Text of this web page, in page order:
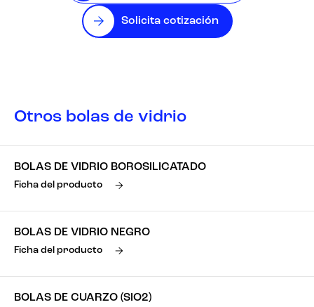
Solicita cotización
Otros bolas de vidrio
BOLAS DE VIDRIO BOROSILICATADO
Ficha del producto
BOLAS DE VIDRIO NEGRO
Ficha del producto
BOLAS DE CUARZO (SIO2)